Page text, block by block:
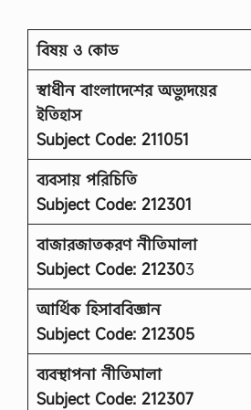
বিষয় ও কোড
স্বাধীন বাংলাদেশের অভ্যুদয়ের
ইতিহাস
Subject Code: 211051
ব্যবসায় পরিচিতি
Subject Code: 212301
বাজারজাতকরণ নীতিমালা
Subject Code: 212303
আর্থিক হিসাববিজ্ঞান
Subject Code: 212305
ব্যবস্থাপনা নীতিমালা
Subject Code: 212307